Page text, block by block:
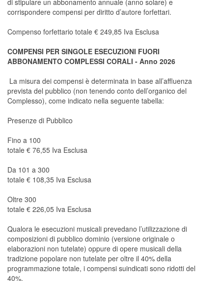
di stipulare un abbonamento annuale (anno solare) e
corrispondere compensi per diritto d’autore forfettari.
Compenso forfettario totale € 249,85 Iva Esclusa
COMPENSI PER SINGOLE ESECUZIONI FUORI
ABBONAMENTO COMPLESSI CORALI - Anno 2026
La misura dei compensi è determinata in base all’affluenza
prevista del pubblico (non tenendo conto dell’organico del
Complesso), come indicato nella seguente tabella:
Presenze di Pubblico
Fino a 100
totale € 76,55 Iva Esclusa
Da 101 a 300
totale € 108,35 Iva Esclusa
Oltre 300
totale € 226,05 Iva Esclusa
Qualora le esecuzioni musicali prevedano l’utilizzazione di
composizioni di pubblico dominio (versione originale o
elaborazioni non tutelate) oppure di opere musicali della
tradizione popolare non tutelate per oltre il 40% della
programmazione totale, i compensi suindicati sono ridotti del
40%.